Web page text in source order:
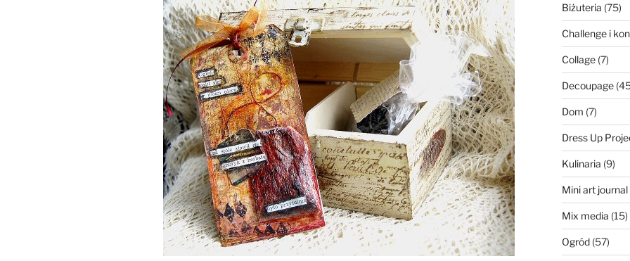
Biżuteria (75)
Challenge i
Collage(7)
Decoupage
Dom (7)
Dress Up
Kulinaria (9)
Mini art
Mix media (15)
Ogród(57)